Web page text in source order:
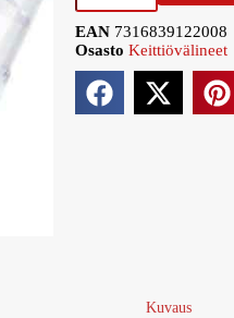
EAN 7316839122008
Osasto Keittiövälineet
Kuvaus